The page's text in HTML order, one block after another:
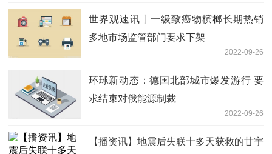
世界观速讯丨一级致癌物槟榔长期热销
多地市场监管部门要求下架
2022-09-26
环球新动态：德国北部城市爆发游行 要
求结束对俄能源制裁
2022-09-26
【播资讯】地震后失联十多天获救的甘宇